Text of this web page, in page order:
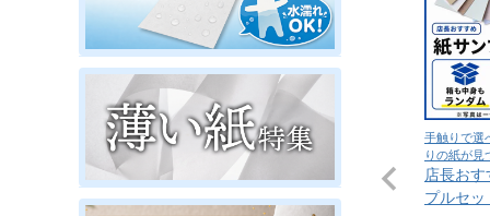
手触りで選
りの紙が見
店長お
プルセ